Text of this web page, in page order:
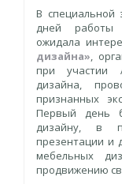
В специальной
дней работы
ожидала
дизайна»,
при участии
дизайна,
признанных
Первый день
дизайну, в
презентации и
мебельных
продвижению